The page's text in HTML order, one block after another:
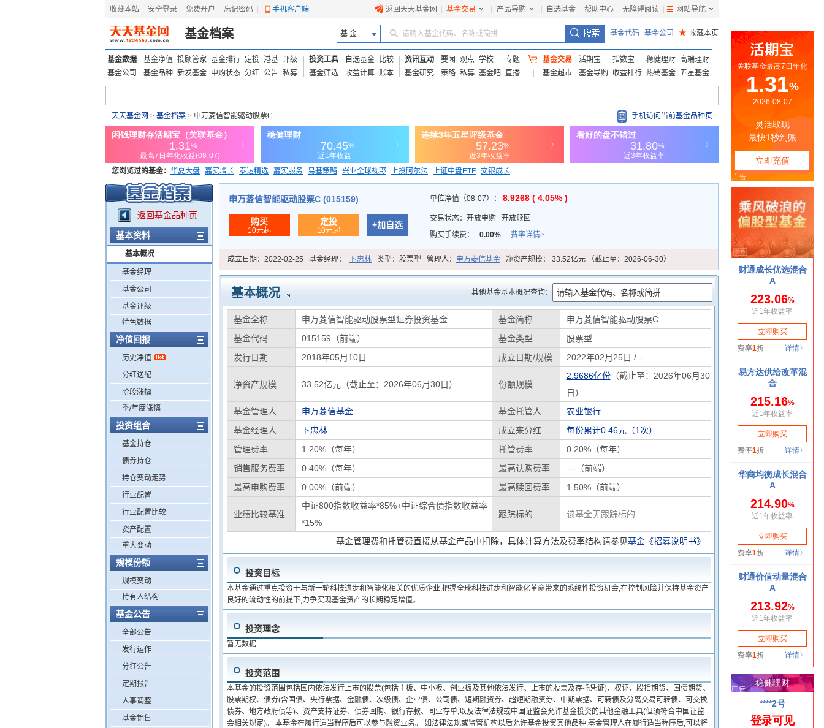
收藏本站 安全登录 免费开户 忘记密码 手机客户端 返回天天基金网 基金交易 产品导购 自选基金 帮助中心 无障碍阅读 网站导航
基金档案 基 金 请输入基金代码、名称或简拼 基金代码 基金公司 ★ 收藏本页
基金数据 基金净值 投顾管家 基金排行 定投 港基 评级
基金公司
基金品种 新发基金 申购状态 分红 公告 私募
投资工具 自选基金
比较
基金筛选
收益计算 账本
资讯互动 要闻 观点 学校
专题
基金研究
策略 私募 基金吧 直播
基金交易 活期宝 指数宝 稳健理财 高端理财
基金超市
基金导购 收益排行 热销基金 五星基金
天天基金网 > 基金档案 > 申万菱信智能驱动股票C 手机访问当前基金品种页
您浏览过的基金： 华夏大盘 嘉实增长 泰达精选 嘉实服务 易基策略 兴业全球视野 上投阿尔法 上证中盘ETF 交银成长
添富优势 华安宏利 上证180价值ETF
返回基金品种页
基本资料
基本概况
基金经理
基金公司
基金评级
特色数据
净值回报
历史净值
分红送配
阶段涨幅
季/年度涨幅
投资组合
基金持仓
债券持仓
持仓变动走势
行业配置
行业配置比较
资产配置
重大变动
规模份额
规模变动
持有人结构
基金公告
全部公告
发行运作
分红公告
定期报告
人事调整
基金销售
申万菱信智能驱动股票C (015159)
购买
10元起
定投
10元起
+加自选
单位净值（08-07）： 8.9268 ( 4.05% )
交易状态： 开放申购
开放赎回
购买手续费：
0.00% 费率详情>
成立日期： 2022-02-25 基金经理： 卜忠林 类型： 股票型 管理人： 申万菱信基金 净资产规模： 33.52亿元 （截止至：2026-06-30）
基本概况 其他基金基本概况查询：
基金全称 申万菱信智能驱动股票型证券投资基金 基金简称
申万菱信智能驱动股票C
基金代码
015159（前端） 基金类型
股票型
发行日期
2018年05月10日 成立日期/规模 2022年02月25日 / --
净资产规模 33.52亿元（截止至：2026年06月30日） 份额规模
2.9686亿份（截止至：2026年06月30
日）
基金管理人
申万菱信基金 基金托管人
农业银行
基金经理人
卜忠林 成立来分红
每份累计0.46元（1次）
管理费率
1.20%（每年） 托管费率
0.20%（每年）
销售服务费率
0.40%（每年） 最高认购费率
---（前端）
最高申购费率
0.00%（前端） 最高赎回费率 1.50%（前端）
业绩比较基准
中证800指数收益率*85%+中证综合债指数收益率
*15%
跟踪标的 该基金无跟踪标的
基金管理费和托管费直接从基金产品中扣除，具体计算方法及费率结构请参见基金《招募说明书》
投资目标
本基金通过重点投资于与新一轮科技进步和智能化相关的优质企业,把握全球科技进步和智能化革命带来的系统性投资机会,在控制风险并保持基金资产
良好的流动性的前提下,力争实现基金资产的长期稳定增值。
投资理念
暂无数据
投资范围
本基金的投资范围包括国内依法发行上市的股票(包括主板、中小板、创业板及其他依法发行、上市的股票及存托凭证)、权证、股指期货、国债期货、
股票期权、债券(含国债、央行票据、金融债、次级债、企业债、公司债、短期融资券、超短期融资券、中期票据、可转债及分离交易可转债、可交换
债券、地方政府债等)、资产支持证券、债券回购、银行存款、同业存单,以及法律法规或中国证监会允许基金投资的其他金融工具(但须符合中国证监
会相关规定)。 本基金在履行适当程序后可以参与融资业务。 如法律法规或监管机构以后允许基金投资其他品种,基金管理人在履行适当程序后,可以将